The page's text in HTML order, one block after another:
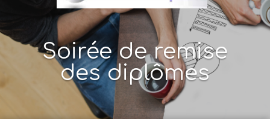
Soirée de remise
des diplômes